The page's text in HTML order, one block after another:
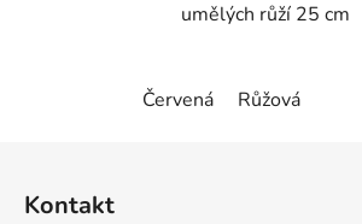
umělých růží 25 cm
Červená Růžová
Kontakt